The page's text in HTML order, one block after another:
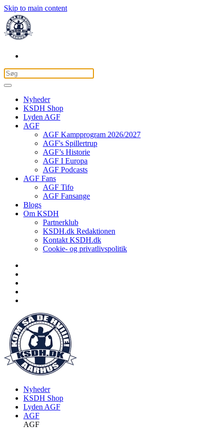
Skip to main content
Nyheder
KSDH Shop
Lyden AGF
AGF
AGF Kampprogram 2026/2027
AGF's Spillertrup
AGF’s Historie
AGF I Europa
AGF Podcasts
AGF Fans
AGF Tifo
AGF Fansange
Blogs
Om KSDH
Partnerklub
KSDH.dk Redaktionen
Kontakt KSDH.dk
Cookie- og privatlivspolitik
Nyheder
KSDH Shop
Lyden AGF
AGF
AGF